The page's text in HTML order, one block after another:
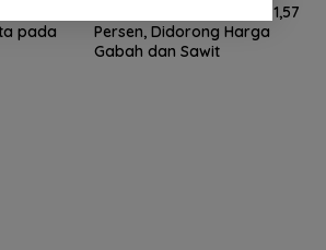
Aceh
pada
NTP Aceh Juli 2026 Naik 1,57
Persen, Didorong Harga
Gabah dan Sawit